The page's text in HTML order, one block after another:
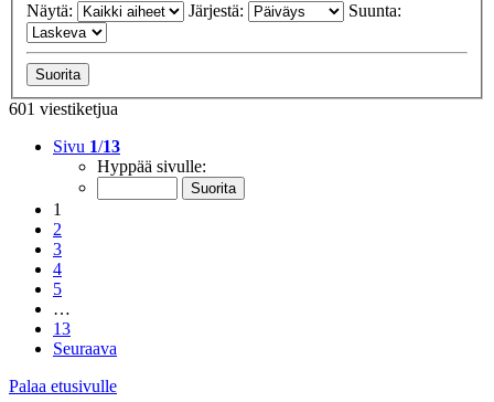
Näytä:
Järjestä: Suunta:
601 viestiketjua
Sivu 1/13
Hyppää sivulle:
1
2
3
4
5
…
13
Seuraava
Palaa etusivulle